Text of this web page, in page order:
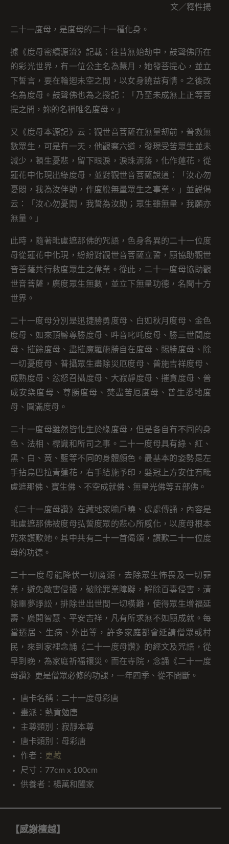
文／釋性揚
二十一度母，是度母的二十一種化身。
據《度母密續源流》記載：往昔無始劫中，鼓聲佛所在
的彩光世界，有一位公主名為慧月，她發菩提心，並立
下誓言，要在輪迴未空之間，以女身饒益有情。之後改
名為度母。鼓聲佛也為之授記：「乃至未成無上正等菩
提之間，妳的名稱唯名度母。」
又《度母本源記》云：觀世音菩薩在無量刧前，普救無
數眾生，可是有一天，他觀察六道，發現受苦眾生並未
減少，頓生憂悲，留下眼淚，淚珠滴落，化作蓮花，從
蓮花中化現出綠度母，並對觀世音菩薩說道：「汝心勿
憂悶，我為汝伴助，作度脫無量眾生之事業。」並説偈
云：「汝心勿憂悶，我誓為汝助；眾生雖無量，我願亦
無量。」
此時，隨著毗盧遮那佛的咒語，色身各異的二十一位度
母從蓮花中化現，紛紛對觀世音菩薩立誓，願協助觀世
音菩薩共行救度眾生之偉業。從此，二十一度母協助觀
世音菩薩，廣度眾生無數，並立下無量功德，名聞十方
世界。
二十一度母分別是迅捷勝勇度母、白如秋月度母、金色
度母、如來頂髻尊勝度母、吽音叱吒度母、勝三世間度
母、摧餘度母、盡摧魔羅施勝自在度母、賜勝度母、除
一切憂度母、普攝眾生盡除災厄度母、普施吉祥度母、
成熟度母、忿怒召攝度母、大寂靜度母、摧貪度母、普
成安樂度母、尊勝度母、焚盡苦厄度母、普生悉地度
母、圓滿度母。
二十一度母雖然皆化生於綠度母，但是各自有不同的身
色、法相、標識和所司之事。二十一度母具有綠、紅、
黑、白、黃、藍等不同的身體顏色。最基本的姿勢是左
手拈烏巴拉青蓮花，右手結施予印，髮冠上方安住有毗
盧遮那佛、寶生佛、不空成就佛、無量光佛等五部佛。
《二十一度母讚》在藏地家喻戶曉、處處傳誦，內容是
毗盧遮那佛被度母弘誓度眾的悲心所感化，以度母根本
咒來讚歎她。其中共有二十一首偈頌，讚歎二十一位度
母的功德。
二十一度母能降伏一切魔類，去除眾生怖畏及一切罪
業，避免敵害侵擾，破除罪業障礙，解除百毒侵害，清
除噩夢諍訟，排除世出世間一切橫難，使得眾生增福延
壽、廣開智慧、平安吉祥，凡有所求無不如願成就。每
當遷居、生病、外出等，許多家庭都會延請僧眾或村
民，來到家裡念誦《二十一度母讚》的經文及咒語，從
早到晚，為家庭祈福禳災。而在寺院，念誦《二十一度
母讚》更是僧眾必修的功課，一年四季、從不間斷。
唐卡名稱：二十一度母彩唐
畫派：熱貢勉唐
主尊類別：寂靜本尊
唐卡類別：母彩唐
作者： 更藏
尺寸：77cm x 100cm
供養者：楊萬和闔家
【感謝檀越】